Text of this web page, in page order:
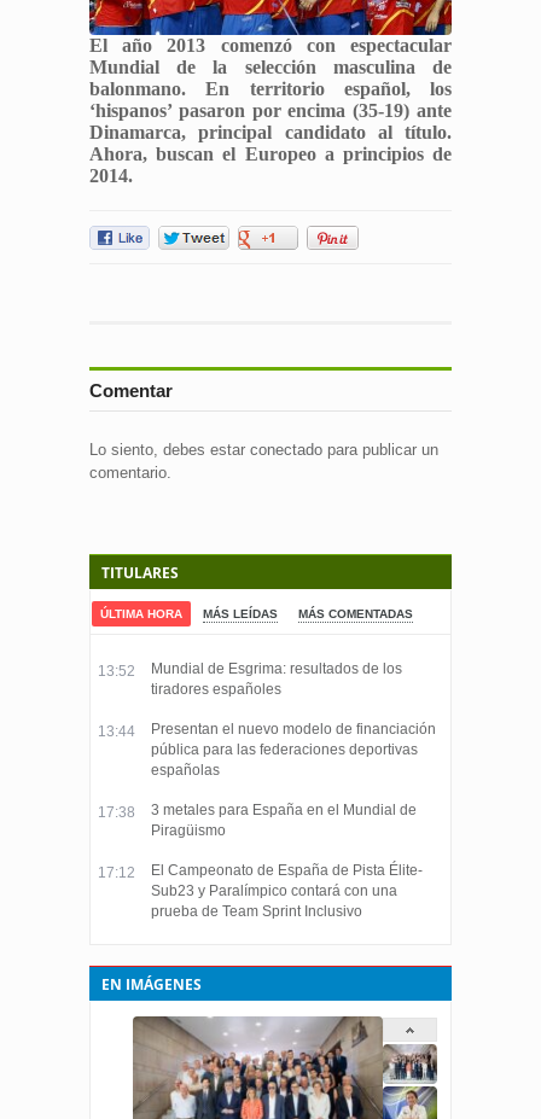
El año 2013 comenzó con espectacular
Mundial de la selección masculina de
balonmano. En territorio español, los
‘hispanos’ pasaron por encima (35-19) ante
Dinamarca, principal candidato al título.
Ahora, buscan el Europeo a principios de
2014.
Comentar
Lo siento, debes estar conectado para publicar un
comentario.
TITULARES
ÚLTIMA HORA MÁS LEÍDAS MÁS COMENTADAS
13:52
Mundial de Esgrima: resultados de los
tiradores españoles
13:44
Presentan el nuevo modelo de financiación
pública para las federaciones deportivas
españolas
17:38
3 metales para España en el Mundial de
Piragüismo
17:12
El Campeonato de España de Pista Élite-
Sub23 y Paralímpico contará con una
prueba de Team Sprint Inclusivo
EN IMÁGENES